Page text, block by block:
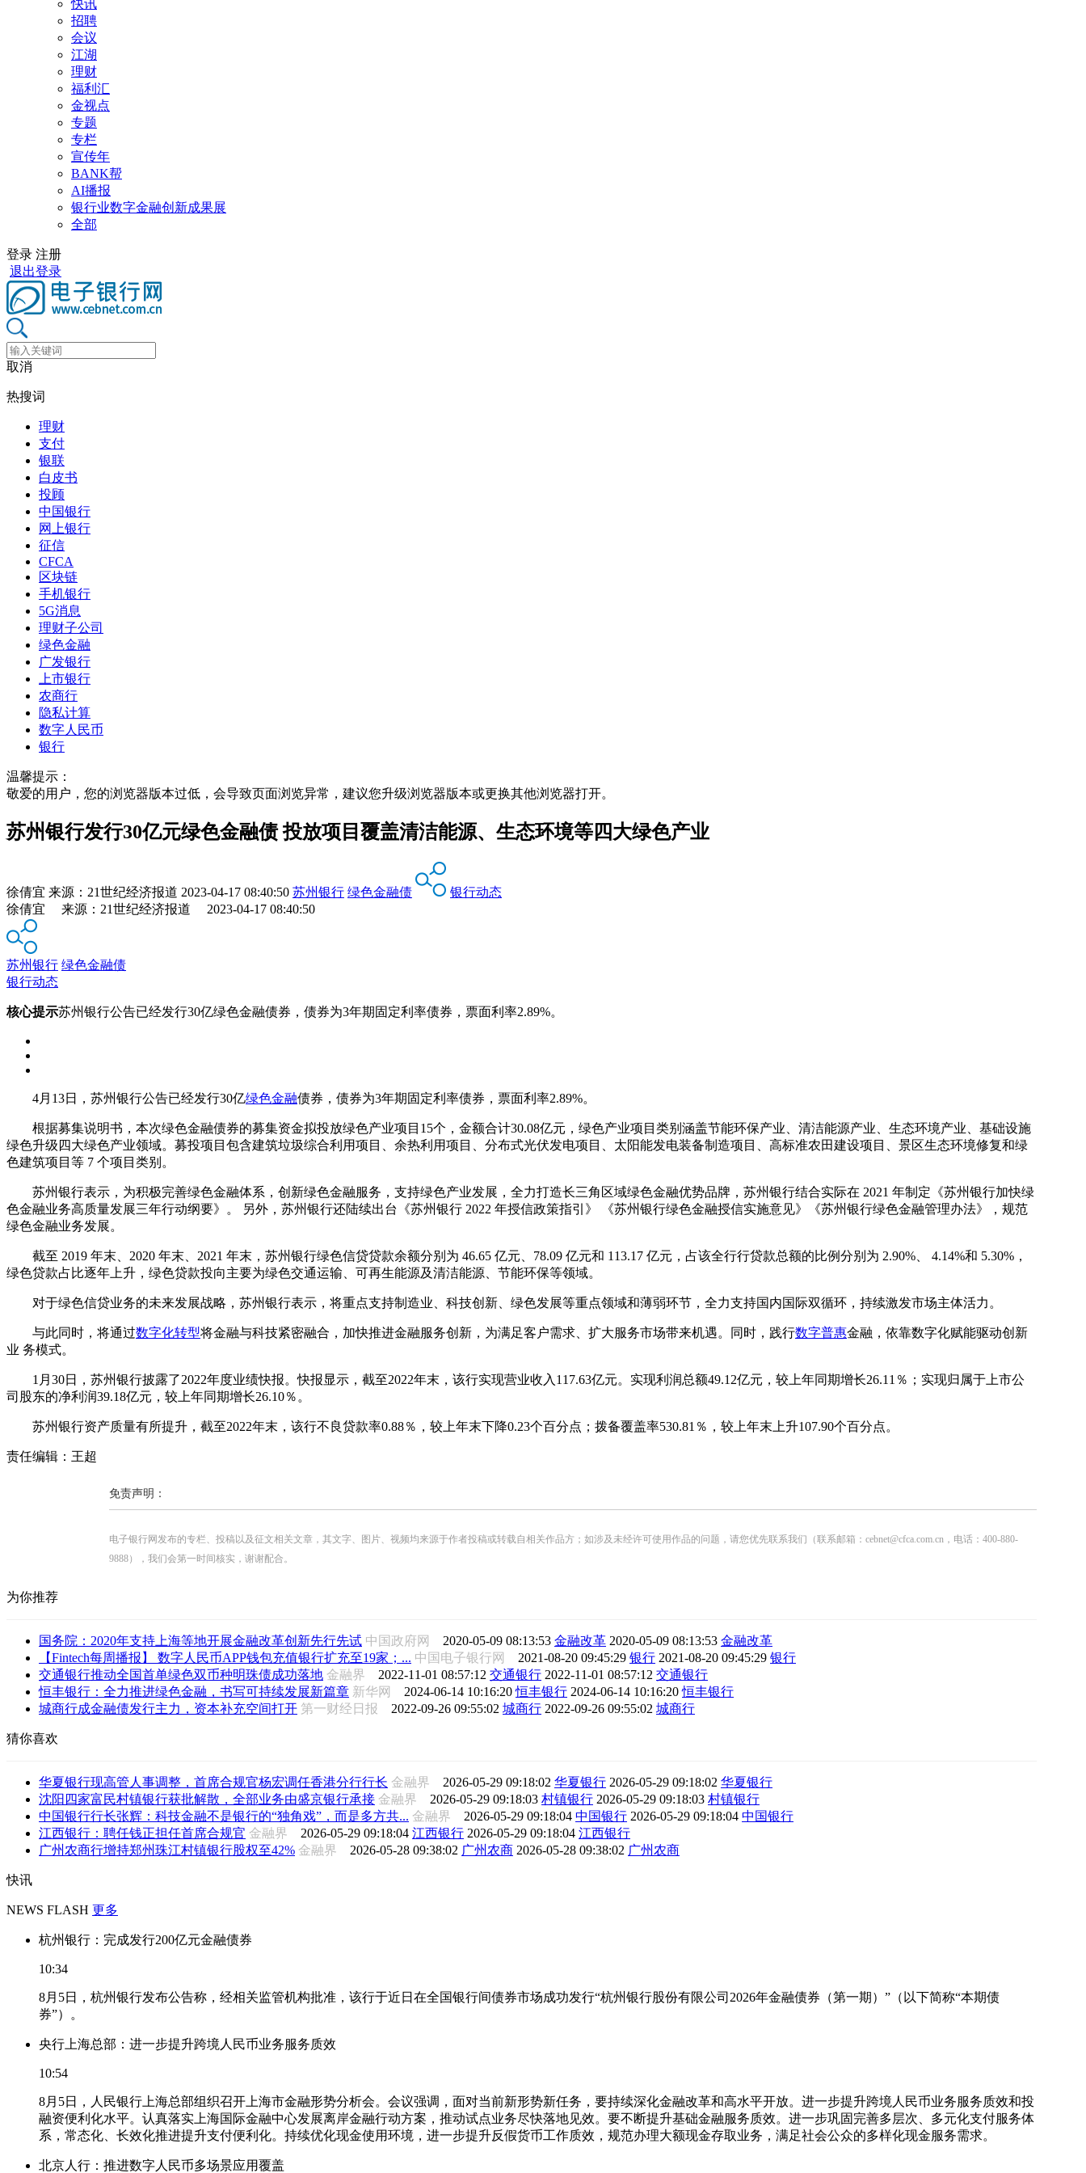
快讯
招聘
会议
江湖
理财
福利汇
金视点
专题
专栏
宣传年
BANK帮
AI播报
银行业数字金融创新成果展
全部
登录 注册
退出登录
取消
热搜词
理财
支付
银联
白皮书
投顾
中国银行
网上银行
征信
CFCA
区块链
手机银行
5G消息
理财子公司
绿色金融
广发银行
上市银行
农商行
隐私计算
数字人民币
银行
温馨提示：
敬爱的用户，您的浏览器版本过低，会导致页面浏览异常，建议您升级浏览器版本或更换其他浏览器打开。
苏州银行发行30亿元绿色金融债 投放项目覆盖清洁能源、生态环境等四大绿色产业
徐倩宜 来源： 21世纪经济报道 2023-04-17 08:40:50 苏州银行 绿色金融债
银行动态
徐倩宜 来源：21世纪经济报道 2023-04-17 08:40:50
苏州银行 绿色金融债
银行动态
核心提示苏州银行公告已经发行30亿绿色金融债券，债券为3年期固定利率债券，票面利率2.89%。
4月13日，苏州银行公告已经发行30亿绿色金融债券，债券为3年期固定利率债券，票面利率2.89%。
根据募集说明书，本次绿色金融债券的募集资金拟投放绿色产业项目15个，金额合计30.08亿元，绿色产业项目类别涵盖节能环保产业、清洁能源产业、生态环境产业、基础设施
绿色升级四大绿色产业领域。募投项目包含建筑垃圾综合利用项目、余热利用项目、分布式光伏发电项目、太阳能发电装备制造项目、高标准农田建设项目、景区生态环境修复和绿
色建筑项目等 7 个项目类别。
苏州银行表示，为积极完善绿色金融体系，创新绿色金融服务，支持绿色产业发展，全力打造长三角区域绿色金融优势品牌，苏州银行结合实际在 2021 年制定《苏州银行加快绿
色金融业务高质量发展三年行动纲要》。 另外，苏州银行还陆续出台《苏州银行 2022 年授信政策指引》 《苏州银行绿色金融授信实施意见》《苏州银行绿色金融管理办法》，规范
绿色金融业务发展。
截至 2019 年末、2020 年末、2021 年末，苏州银行绿色信贷贷款余额分别为 46.65 亿元、78.09 亿元和 113.17 亿元，占该全行行贷款总额的比例分别为 2.90%、 4.14%和 5.30%，
绿色贷款占比逐年上升，绿色贷款投向主要为绿色交通运输、可再生能源及清洁能源、节能环保等领域。
对于绿色信贷业务的未来发展战略，苏州银行表示，将重点支持制造业、科技创新、绿色发展等重点领域和薄弱环节，全力支持国内国际双循环，持续激发市场主体活力。
与此同时，将通过数字化转型将金融与科技紧密融合，加快推进金融服务创新，为满足客户需求、扩大服务市场带来机遇。同时，践行数字普惠金融，依靠数字化赋能驱动创新
业 务模式。
1月30日，苏州银行披露了2022年度业绩快报。快报显示，截至2022年末，该行实现营业收入117.63亿元。实现利润总额49.12亿元，较上年同期增长26.11％；实现归属于上市公
司股东的净利润39.18亿元，较上年同期增长26.10％。
苏州银行资产质量有所提升，截至2022年末，该行不良贷款率0.88％，较上年末下降0.23个百分点；拨备覆盖率530.81％，较上年末上升107.90个百分点。
责任编辑：王超
免责声明：
电子银行网发布的专栏、投稿以及征文相关文章，其文字、图片、视频均来源于作者投稿或转载自相关作品方；如涉及未经许可使用作品的问题，请您优先联系我们（联系邮箱：cebnet@cfca.com.cn，电话：400-880-
9888），我们会第一时间核实，谢谢配合。
为你推荐
国务院：2020年支持上海等地开展金融改革创新先行先试 中国政府网 2020-05-09 08:13:53 金融改革 2020-05-09 08:13:53 金融改革
【Fintech每周播报】 数字人民币APP钱包充值银行扩充至19家；... 中国电子银行网 2021-08-20 09:45:29 银行 2021-08-20 09:45:29 银行
交通银行推动全国首单绿色双币种明珠债成功落地 金融界 2022-11-01 08:57:12 交通银行 2022-11-01 08:57:12 交通银行
恒丰银行：全力推进绿色金融，书写可持续发展新篇章 新华网 2024-06-14 10:16:20 恒丰银行 2024-06-14 10:16:20恒丰银行
城商行成金融债发行主力，资本补充空间打开 第一财经日报 2022-09-26 09:55:02 城商行 2022-09-26 09:55:02 城商行
猜你喜欢
华夏银行现高管人事调整，首席合规官杨宏调任香港分行行长 金融界 2026-05-29 09:18:02 华夏银行 2026-05-29 09:18:02 华夏银行
沈阳四家富民村镇银行获批解散，全部业务由盛京银行承接 金融界 2026-05-29 09:18:03 村镇银行 2026-05-29 09:18:03 村镇银行
中国银行行长张辉：科技金融不是银行的“独角戏”，而是多方共... 金融界 2026-05-29 09:18:04 中国银行 2026-05-29 09:18:04 中国银行
江西银行：聘任钱正担任首席合规官 金融界 2026-05-29 09:18:04 江西银行 2026-05-29 09:18:04 江西银行
广州农商行增持郑州珠江村镇银行股权至42% 金融界 2026-05-28 09:38:02 广州农商 2026-05-28 09:38:02 广州农商
快讯
NEWS FLASH 更多
杭州银行：完成发行200亿元金融债券
10:34
8月5日，杭州银行发布公告称，经相关监管机构批准，该行于近日在全国银行间债券市场成功发行“杭州银行股份有限公司2026年金融债券（第一期）”（以下简称“本期债
券”）。
央行上海总部：进一步提升跨境人民币业务服务质效
10:54
8月5日，人民银行上海总部组织召开上海市金融形势分析会。会议强调，面对当前新形势新任务，要持续深化金融改革和高水平开放。进一步提升跨境人民币业务服务质效和投
融资便利化水平。认真落实上海国际金融中心发展离岸金融行动方案，推动试点业务尽快落地见效。要不断提升基础金融服务质效。进一步巩固完善多层次、多元化支付服务体
系，常态化、长效化推进提升支付便利化。持续优化现金使用环境，进一步提升反假货币工作质效，规范办理大额现金存取业务，满足社会公众的多样化现金服务需求。
北京人行：推进数字人民币多场景应用覆盖